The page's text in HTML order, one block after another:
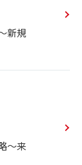
新規
～来